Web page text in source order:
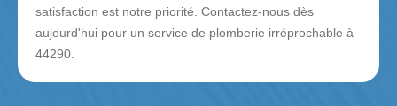
satisfaction est notre priorité. Contactez-nous dès
aujourd'hui pour un service de plomberie irréprochable à
44290.